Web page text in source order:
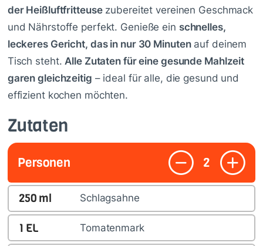
der Heißluftfritteusezubereitet vereinen Geschmack
und Nährstoffe perfekt. Genieße ein schnelles,
leckeres Gericht, das in nur 30 Minutenauf deinem
Tisch steht. Alle Zutaten für eine gesunde Mahlzeit
garen gleichzeitig – ideal für alle, die gesund und
effizient kochen möchten.
Zutaten
Personen 2
250 ml Schlagsahne
1 EL Tomatenmark